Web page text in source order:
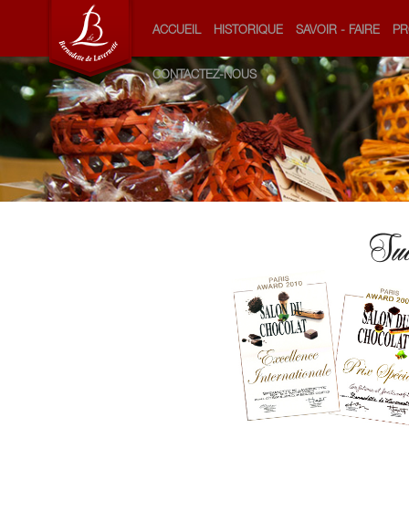
ACCUEIL HISTORIQUE SAVOIR - FAIRE
CONTACTEZ-NOUS